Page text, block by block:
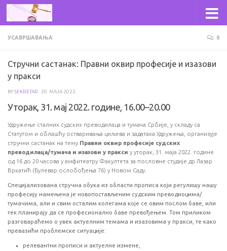
Skip to content
УСАВРШАВАЊА 0
Стручни састанак: Правни оквир професије и изазови
у пракси
BYSEKRETAR · 20. МАЈА 2022.
Уторак, 31. мај 2022. године, 16.00–20.00
Удружење сталних судских преводилаца и тумача Србије, у складу са
Статутом и облашћу остваривања циљева и задатака Удружења, организује
стручни састанак на тему Правни оквир професије судских
преводилаца/тумача и изазови у пракси у уторак, 31. маја 2022. године
од 16 до 20 часова у амфитеатру Факултета за пословне студије др Лазар
Вркатић (Булевар ослобођења 76) у Новом Саду.
Специјализована стручна обука из области прописа који регулишу нашу
професију намењена је новопостављеним судским преводиоцима/
тумачима, али и свим осталим колегама које се овим послом баве, или
тек планирају да се професионално баве превођењем. Том приликом
разговараћемо о увек актуелним темама и изазовима у пракси, те како
превазићи проблемске ситуације:
релевантни прописи и актуелне измене,